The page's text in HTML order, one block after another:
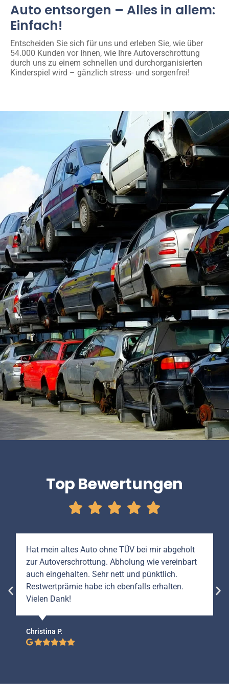
Auto entsorgen – Alles in allem:
Einfach!
Entscheiden Sie sich für uns und erleben Sie, wie über
54.000 Kunden vor Ihnen, wie Ihre Autoverschrottung
durch uns zu einem schnellen und durchorganisierten
Kinderspiel wird – gänzlich stress- und sorgenfrei!
Top Bewertungen
Hat mein altes Auto ohne TÜV bei mir abgeholt
zur Autoverschrottung. Abholung wie vereinbart
auch eingehalten. Sehr nett und pünktlich.
Restwertprämie habe ich ebenfalls erhalten.
Vielen Dank!
Christina P.